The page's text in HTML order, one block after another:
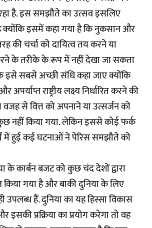
है. इस समझौते का उत्सव इसलिए
क्योंकि इसमें कहा गया है कि नुकसान और
की चर्चा को दायित्व तय करने या
के तरीके के रूप में नहीं देखा जा सकता
इसे सबसे अच्छी संधि कहा जाए क्योंकि
राष्ट्रीय लक्ष्य निर्धारित करने की
से वित्त को अपनाने या उत्सर्जन को
नहीं किया गया. लेकिन इससे कोई फर्क
में हुई कई घटनाओं ने पेरिस समझौते को
के कार्बन बजट को कुछ चंद देशों द्वारा
गया है और बाकी दुनिया के लिए
हैं. दुनिया का यह हिस्सा विकास
प्रक्रिया का प्रयोग करेगा तो वह